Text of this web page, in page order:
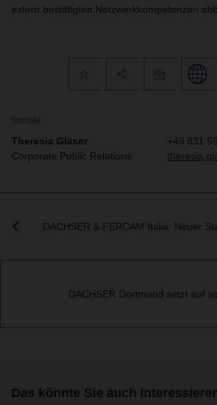
extern bestätigten Netzwerkkompetenzen
Kontakt
Theresia Gläser
Corporate Public Relations
+49 831
DACHSER & FERCAM Italia: Neuer
DACHSER Dortmund setzt auf
Das könnte Sie auch